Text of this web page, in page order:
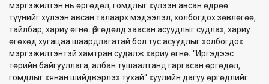
мэргэжилтэн нь өргөдөл, гомдлыг хүлээн авсан өдрөө
түүнийг хүлээн авсан талаарх мэдээлэл, холбогдох зөвлөгөө,
тайлбар, хариу өгнө. Өргөдөлд заасан асуудлыг судлах, хариу
өгөхөд хугацаа шаардлагатай бол тус асуудлыг холбогдох
мэргэжилтэнтэй хамтран судалж хариу өгнө. “Иргэдээс
төрийн байгууллага, албан тушаалтанд гаргасан өргөдөл,
гомдлыг хянан шийдвэрлэх тухай” хуулийн дагуу өргөдлийг